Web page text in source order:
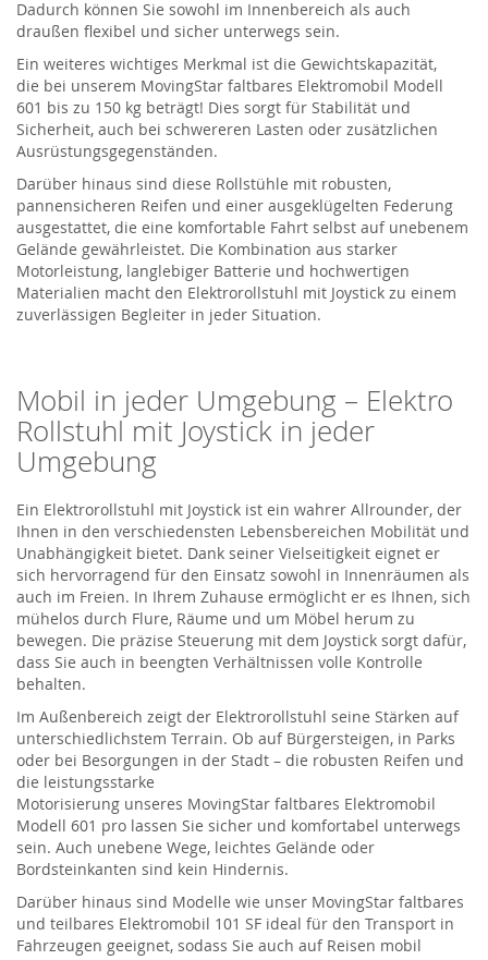
Dadurch können Sie sowohl im Innenbereich als auch
draußen flexibel und sicher unterwegs sein.
Ein weiteres wichtiges Merkmal ist die Gewichtskapazität,
die bei unserem MovingStar faltbares Elektromobil Modell
601 bis zu 150 kg beträgt! Dies sorgt für Stabilität und
Sicherheit, auch bei schwereren Lasten oder zusätzlichen
Ausrüstungsgegenständen.
Darüber hinaus sind diese Rollstühle mit robusten,
pannensicheren Reifen und einer ausgeklügelten Federung
ausgestattet, die eine komfortable Fahrt selbst auf unebenem
Gelände gewährleistet. Die Kombination aus starker
Motorleistung, langlebiger Batterie und hochwertigen
Materialien macht den Elektrorollstuhl mit Joystick zu einem
zuverlässigen Begleiter in jeder Situation.
Mobil in jeder Umgebung – Elektro
Rollstuhl mit Joystick in jeder
Umgebung
Ein Elektrorollstuhl mit Joystick ist ein wahrer Allrounder, der
Ihnen in den verschiedensten Lebensbereichen Mobilität und
Unabhängigkeit bietet. Dank seiner Vielseitigkeit eignet er
sich hervorragend für den Einsatz sowohl in Innenräumen als
auch im Freien. In Ihrem Zuhause ermöglicht er es Ihnen, sich
mühelos durch Flure, Räume und um Möbel herum zu
bewegen. Die präzise Steuerung mit dem Joystick sorgt dafür,
dass Sie auch in beengten Verhältnissen volle Kontrolle
behalten.
Im Außenbereich zeigt der Elektrorollstuhl seine Stärken auf
unterschiedlichstem Terrain. Ob auf Bürgersteigen, in Parks
oder bei Besorgungen in der Stadt – die robusten Reifen und
die leistungsstarke
Motorisierung unseres MovingStar faltbares Elektromobil
Modell 601 pro lassen Sie sicher und komfortabel unterwegs
sein. Auch unebene Wege, leichtes Gelände oder
Bordsteinkanten sind kein Hindernis.
Darüber hinaus sind Modelle wie unser MovingStar faltbares
und teilbares Elektromobil 101 SF ideal für den Transport in
Fahrzeugen geeignet, sodass Sie auch auf Reisen mobil